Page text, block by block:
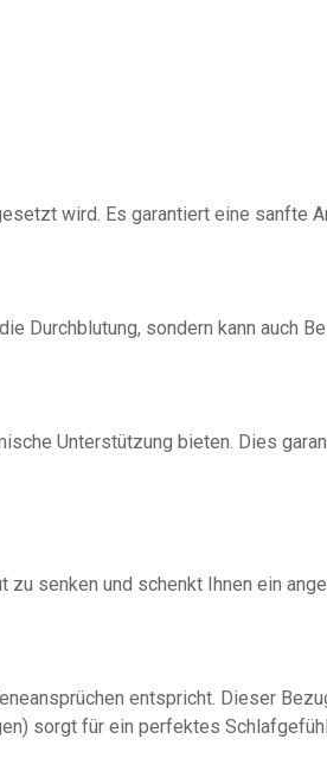
wird. Es garantiert eine sanfte
Durchblutung, sondern kann auch
Unterstützung bieten. Dies
senken und schenkt Ihnen ein
entspricht. Dieser
sorgt für ein perfektes